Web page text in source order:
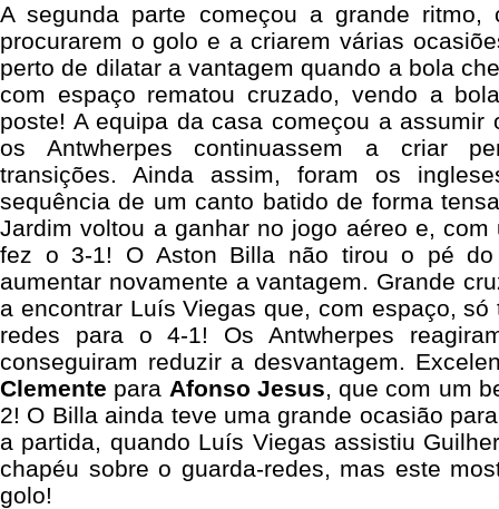
A segunda parte começou a grande
procurarem o golo e a criarem várias
perto de dilatar a vantagem quando a bola
com espaço rematou cruzado, vendo a
poste! A equipa da casa começou a assumir
os Antwherpes continuassem a criar
transições. Ainda assim, foram os
sequência de um canto batido de forma
Jardim voltou a ganhar no jogo aéreo e, com
fez o 3-1! O Aston Billa não tirou o pé do
aumentar novamente a vantagem. Grande
a encontrar Luís Viegas que, com espaço,
redes para o 4-1! Os Antwherpes
conseguiram reduzir a desvantagem.
Clemente para Afonso Jesus, que com um
2! O Billa ainda teve uma grande ocasião
a partida, quando Luís Viegas assistiu
chapéu sobre o guarda-redes, mas este
golo!